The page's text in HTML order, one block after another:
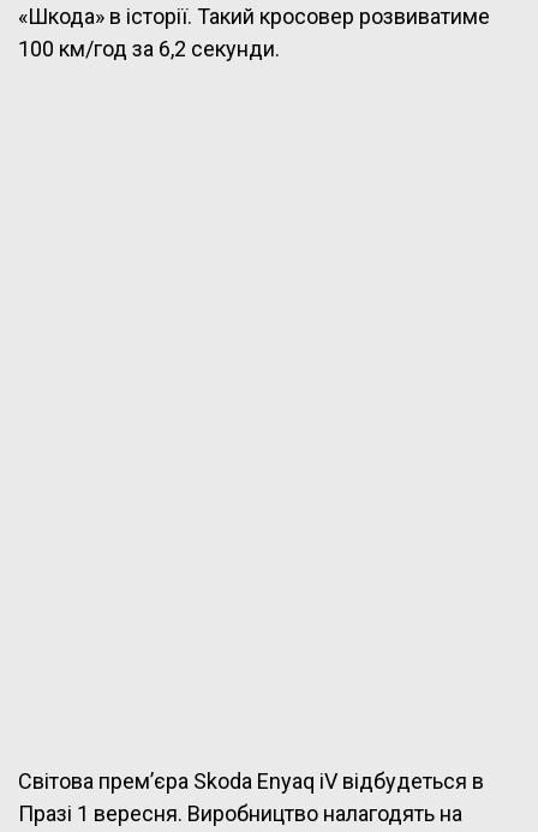
«Шкода» в історії. Такий кросовер розвиватиме
100 км/год за 6,2 секунди.
Світова прем’єра Skoda Enyaq iV відбудеться в
Празі 1 вересня. Виробництво налагодять на